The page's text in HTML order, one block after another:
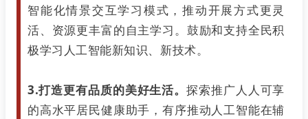
智能化情景交互学习模式，推动开展方式更灵
活、资源更丰富的自主学习。鼓励和支持全民积
极学习人工智能新知识、新技术。
3.打造更有品质的美好生活。探索推广人人可享
的高水平居民健康助手，有序推动人工智能在辅